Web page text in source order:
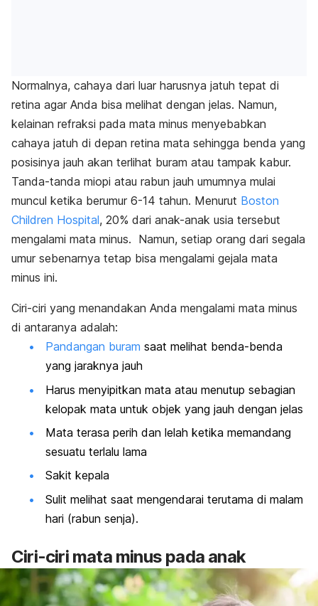
Normalnya, cahaya dari luar harusnya jatuh tepat di
retina agar Anda bisa melihat dengan jelas. Namun,
kelainan refraksi pada mata minus menyebabkan
cahaya jatuh di depan retina mata sehingga benda yang
posisinya jauh akan terlihat buram atau tampak kabur.
Tanda-tanda miopi atau rabun jauh umumnya mulai
muncul ketika berumur 6-14 tahun. Menurut Boston
Children Hospital, 20% dari anak-anak usia tersebut
mengalami mata minus. Namun, setiap orang dari segala
umur sebenarnya tetap bisa mengalami gejala mata
minus ini.
Ciri-ciri yang menandakan Anda mengalami mata minus
di antaranya adalah:
Pandangan buram saat melihat benda-benda
yang jaraknya jauh
Harus menyipitkan mata atau menutup sebagian
kelopak mata untuk objek yang jauh dengan jelas
Mata terasa perih dan lelah ketika memandang
sesuatu terlalu lama
Sakit kepala
Sulit melihat saat mengendarai terutama di malam
hari (rabun senja).
Ciri-ciri mata minus pada anak